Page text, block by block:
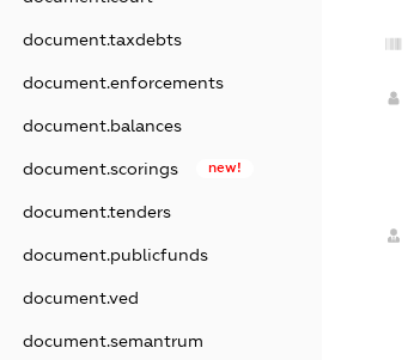
document.taxdebts
document.enforcements
document.balances
document.scorings new!
document.tenders
document.publicfunds
document.ved
document.semantrum